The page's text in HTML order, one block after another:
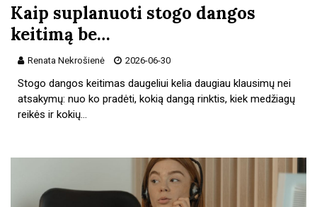
Kaip suplanuoti stogo dangos
keitimą be…
Renata Nekrošienė 2026-06-30
Stogo dangos keitimas daugeliui kelia daugiau klausimų nei
atsakymų: nuo ko pradėti, kokią dangą rinktis, kiek medžiagų
reikės ir kokių…